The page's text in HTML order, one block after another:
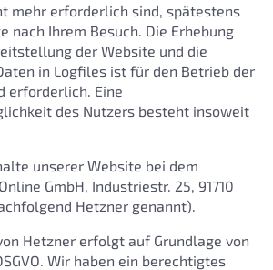
mehr erforderlich sind, spätestens
nach Ihrem Besuch. Die Erhebung
der Website und die
in Logfiles ist für den Betrieb der
erforderlich. Eine
des Nutzers besteht insoweit
unserer Website bei dem
GmbH, Industriestr. 25, 91710
Hetzner genannt).
Hetzner erfolgt auf Grundlage von
Wir haben ein berechtigtes